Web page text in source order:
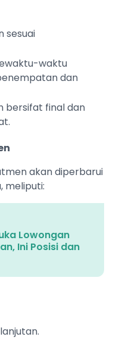
sesuai
waktu
dan
bersifat final dan
akan diperbarui
meliputi:
Lowongan
Ini Posisi dan